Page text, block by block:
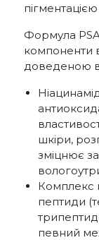
Формула
компоненти
доведеною
шкіри,
зміцнює
Комплекс
пептиди
певний